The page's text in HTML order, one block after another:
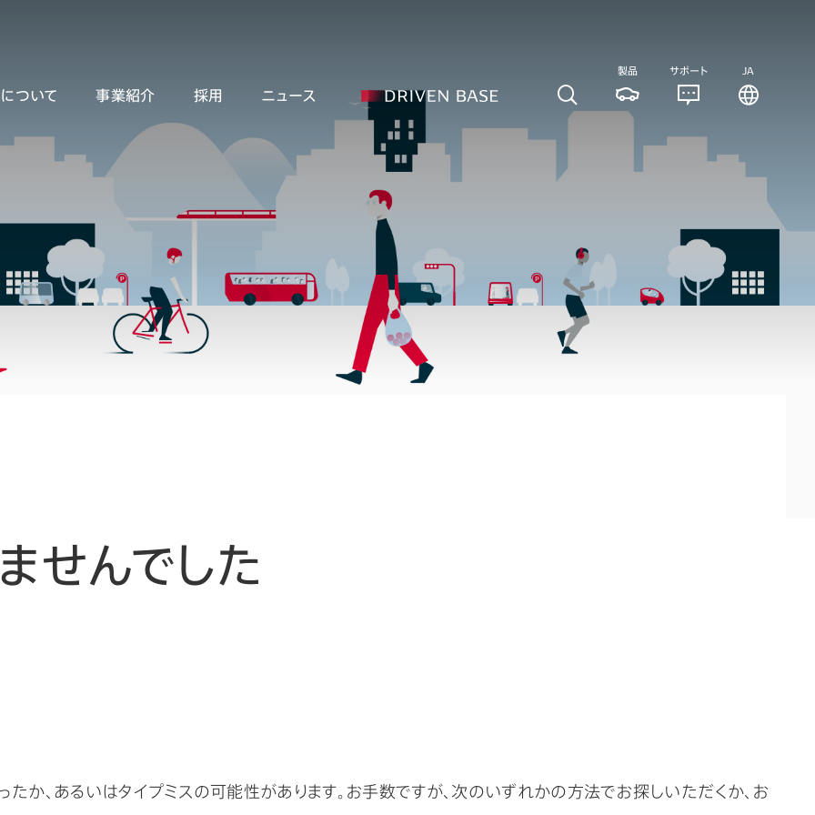
ついて 事業紹介 採用 ニュース
製品 サポート JA
せんでした
か、あるいはタイプミスの可能性があります。お手数ですが、次のいずれかの方法でお探しいただくか、お